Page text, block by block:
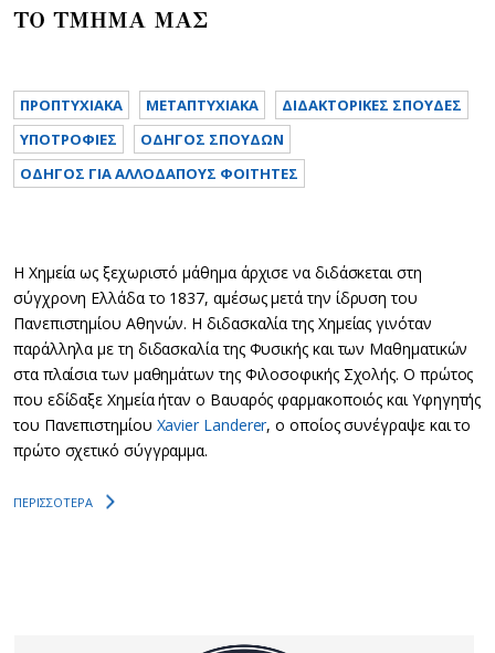
ΤΟ ΤΜΗΜΑ ΜΑΣ
ΠΡΟΠΤΥΧΙΑΚΑ METAΠΤΥΧΙΑΚΑ
ΔΙΔΑΚΤΟΡΙΚΕΣ ΣΠΟΥΔΕΣ
ΥΠΟΤΡΟΦΙΕΣ
ΟΔΗΓΟΣ ΣΠΟΥΔΩΝ
ΟΔΗΓΟΣ ΓΙΑ ΑΛΛΟΔΑΠΟΥΣ ΦΟΙΤΗΤΕΣ
Η Χημεία ως ξεχωριστό μάθημα άρχισε να διδάσκεται στη
σύγχρoνη Ελλάδα το 1837, αμέσως μετά την ίδρυση του
Πανεπιστημίου Αθηνών. Η διδασκαλία της Χημείας γινόταν
παράλληλα με τη διδασκαλία της Φυσικής και των Μαθηματικών
στα πλαίσια των μαθημάτων της Φιλοσοφικής Σχολής. Ο πρώτος
που εδίδαξε Χημεία ήταν ο Βαυαρός φαρμακοποιός και Υφηγητής
του Πανεπιστημίου Xavier Landerer, ο οποίος συνέγραψε και το
πρώτο σχετικό σύγγραμμα.
ΠΕΡΙΣΣΟΤΕΡΑ